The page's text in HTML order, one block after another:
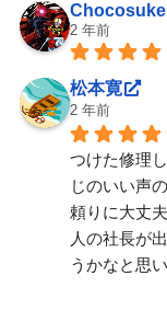
Chocosuke
2 年前
松本寛
2 年前
つけた修理
じのいい声
頼りに大丈
人の社長が
うかなと思